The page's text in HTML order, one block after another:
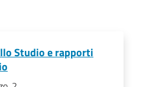
Studio e rapporti